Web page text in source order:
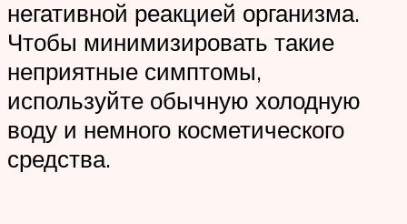
негативной реакцией организма.
Чтобы минимизировать такие
неприятные симптомы,
используйте обычную холодную
воду и немного косметического
средства.